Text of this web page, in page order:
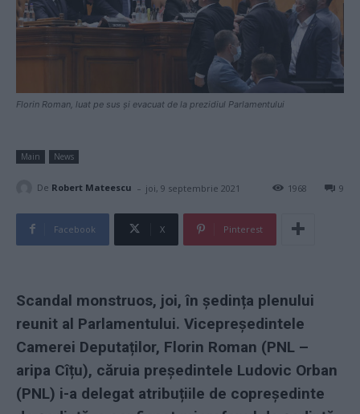
Florin Roman, luat pe sus și evacuat de la prezidiul Parlamentului
Main News
De Robert Mateescu - joi, 9 septembrie 2021 9
1968
Facebook X Pinterest
Scandal monstruos, joi, în ședința plenului
reunit al Parlamentului. Vicepreședintele
Camerei Deputaților, Florin Roman (PNL –
aripa Cîțu), căruia președintele Ludovic Orban
(PNL) i-a delegat atribuțiile de copreședinte